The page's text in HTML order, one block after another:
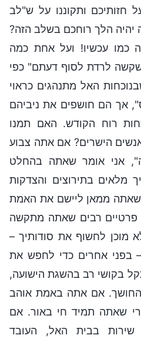
חזותיכם ותקוננו על ש"לב
יהיה הלך רוחכם בשלב הזה?
כמו עכשיו! ועל אחת כמה
לרדת לסוף דעתם" כפי
האל מתנהגים כראוי
אך הם חושפים את ניביהם
רוח הקודש. האם תמנו
הישרים? אם אתה צבוע
אני אומר שאתה בהחלט
בתירוצים והצדקות
שאתה ממאן ליישם את האמת
פרטיים רבים שאתה מתקשה
מוכן לחשוף את סודותיך –
בפני אחרים כדי לחפש את
בקושי רב בהשגת הישועה,
אם אתה באמת אוהב
שאתה תמיד חי באור. אם
בבית האל, העובד